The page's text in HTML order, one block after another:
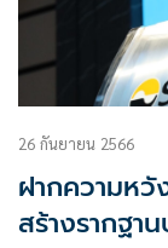
26 กันยายน 2566
ฝากความห
สร้างรากฐา